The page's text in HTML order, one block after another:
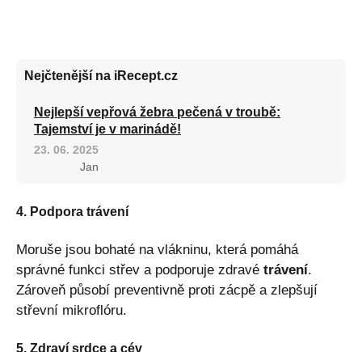
Nejčtenější na iRecept.cz
Nejlepší vepřová žebra pečená v troubě:
Tajemství je v marinádě!
23. 06. 2025
Jan
4. Podpora trávení
Moruše jsou bohaté na vlákninu, která pomáhá
správné funkci střev a podporuje zdravé trávení.
Zároveň působí preventivně proti zácpě a zlepšují
střevní mikroflóru.
5. Zdraví srdce a cév